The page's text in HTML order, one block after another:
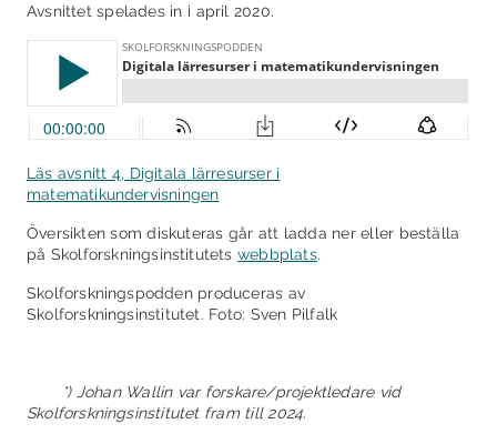
Avsnittet spelades in i april 2020.
Läs avsnitt 4, Digitala lärresurser i
matematikundervisningen
Översikten som diskuteras går att ladda ner eller beställa
på Skolforskningsinstitutetswebbplats.
Skolforskningspodden produceras av
Skolforskningsinstitutet. Foto: Sven Pilfalk
*) Johan Wallin var forskare/projektledare vid
Skolforskningsinstitutet fram till 2024.